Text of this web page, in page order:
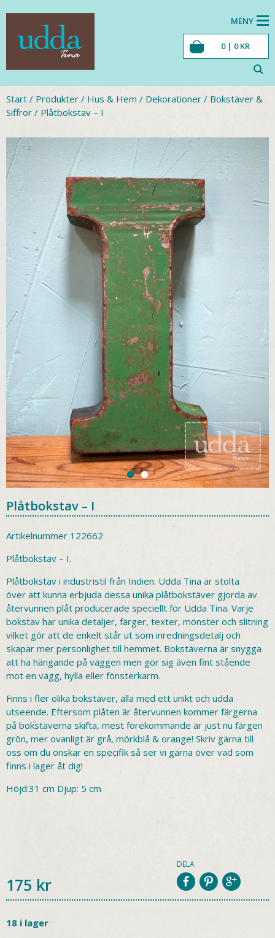
MENY
0 | 0KR
Start / Produkter / Hus & Hem / Dekorationer / Bokstäver &
Siffror / Plåtbokstav – I
Plåtbokstav – I
Artikelnummer 122662
Plåtbokstav – I.
Plåtbokstav i industristil från Indien. Udda Tina är stolta
över att kunna erbjuda dessa unika plåtbokstäver gjorda av
återvunnen plåt producerade speciellt för Udda Tina. Varje
bokstav har unika detaljer, färger, texter, mönster och slitning
vilket gör att de enkelt står ut som inredningsdetalj och
skapar mer personlighet till hemmet. Bokstäverna är snygga
att ha hängande på väggen men gör sig även fint stående
mot en vägg, hylla eller fönsterkarm.
Finns i fler olika bokstäver, alla med ett unikt och udda
utseende. Eftersom plåten är återvunnen kommer färgerna
på bokstäverna skifta, mest förekommande är just nu färgen
grön, mer ovanligt är grå, mörkblå & orange! Skriv gärna till
oss om du önskar en specifik så ser vi gärna över vad som
finns i lager åt dig!
Höjd:31 cm Djup: 5 cm
175 kr
DELA
18 i lager